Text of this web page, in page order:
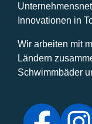
Innovationen in
Wir arbeiten mit
Ländern
Schwimmbäder